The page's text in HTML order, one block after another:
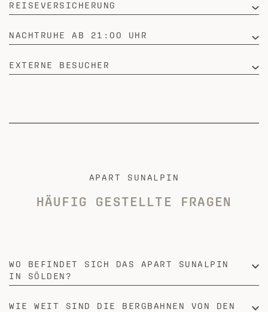
REISEVERSICHERUNG
NACHTRUHE AB 21:00 UHR
EXTERNE BESUCHER
APART SUNALPIN
HÄUFIG GESTELLTE FRAGEN
WO BEFINDET SICH DAS APART SUNALPIN
IN SÖLDEN?
WIE WEIT SIND DIE BERGBAHNEN VON DEN